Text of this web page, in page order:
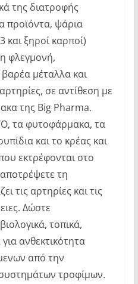
της διατροφής
προϊόντα, ψάρια
και ξηροί καρποί)
φλεγμονή,
μέταλλα και
σε αντίθεση με
της Big Pharma.
τα φυτοφάρμακα, τα
και το κρέας και
εκτρέφονται στο
τη
τις αρτηρίες και τις
Δώστε
τοπικά,
ανθεκτικότητα
από την
τροφίμων.